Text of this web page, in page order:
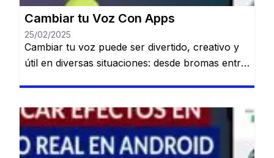
Cambiar tu Voz Con Apps
25/02/2025
Cambiar tu voz puede ser divertido, creativo y
útil en diversas situaciones: desde bromas entre
Permanecerás en el mismo sitio web. Gracias a
la tecnología, existen múltiples aplicaciones
disponibles en Android que te permiten